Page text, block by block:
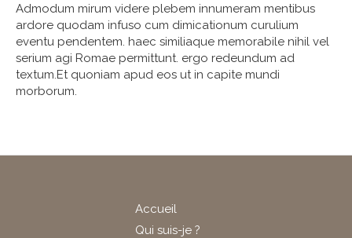
Admodum mirum videre plebem innumeram mentibus
ardore quodam infuso cum dimicationum curulium
eventu pendentem. haec similiaque memorabile nihil vel
serium agi Romae permittunt. ergo redeundum ad
textum.Et quoniam apud eos ut in capite mundi
morborum.
Accueil
Qui suis-je ?